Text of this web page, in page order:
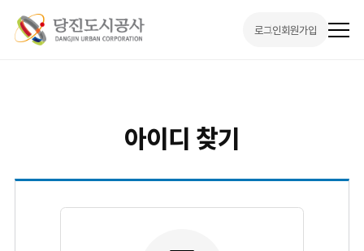
로그인회원가입
전
아이디 찾기